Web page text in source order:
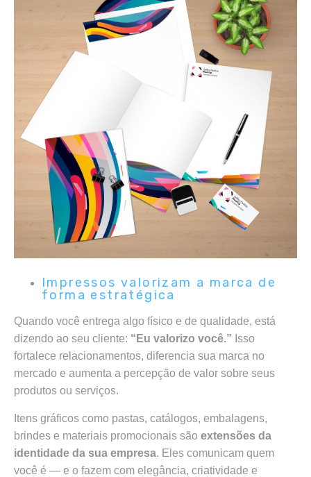
Impressos valorizam a marca de
forma estratégica
Quando você entrega algo físico e de qualidade, está
dizendo ao seu cliente: “Eu valorizo você.” Isso
fortalece relacionamentos, diferencia sua marca no
mercado e aumenta a percepção de valor sobre seus
produtos ou serviços.
Itens gráficos como pastas, catálogos, embalagens,
brindes e materiais promocionais são extensões da
identidade da sua empresa. Eles comunicam quem
você é — e o fazem com elegância, criatividade e